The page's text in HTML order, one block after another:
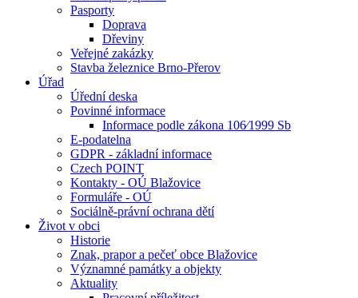
Pasporty
Doprava
Dřeviny
Veřejné zakázky
Stavba železnice Brno-Přerov
Úřad
Úřední deska
Povinné informace
Informace podle zákona 106⁄1999 Sb
E-podatelna
GDPR - základní informace
Czech POINT
Kontakty - OÚ Blažovice
Formuláře - OÚ
Sociálně-právní ochrana dětí
Život v obci
Historie
Znak, prapor a pečeť obce Blažovice
Významné památky a objekty
Aktuality